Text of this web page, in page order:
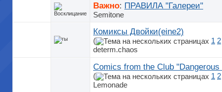
Важно: ПРАВИЛА "Галереи"
Semitone
Комиксы Двойки(eine2)
( 1 2
determ.chaos
Comics from the Club
( 1 2
Lemonade